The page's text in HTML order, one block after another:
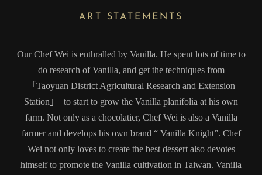
ART STATEMENTS
Our Chef Wei is enthralled by Vanilla. He spent lots of time to
do research of Vanilla, and get the techniques from
「Taoyuan District Agricultural Research and Extension
Station」 to start to grow the Vanilla planifolia at his own
farm. Not only as a chocolatier, Chef Wei is also a Vanilla
farmer and develops his own brand “ Vanilla Knight”. Chef
Wei not only loves to create the best dessert also devotes
himself to promote the Vanilla cultivation in Taiwan. Vanilla